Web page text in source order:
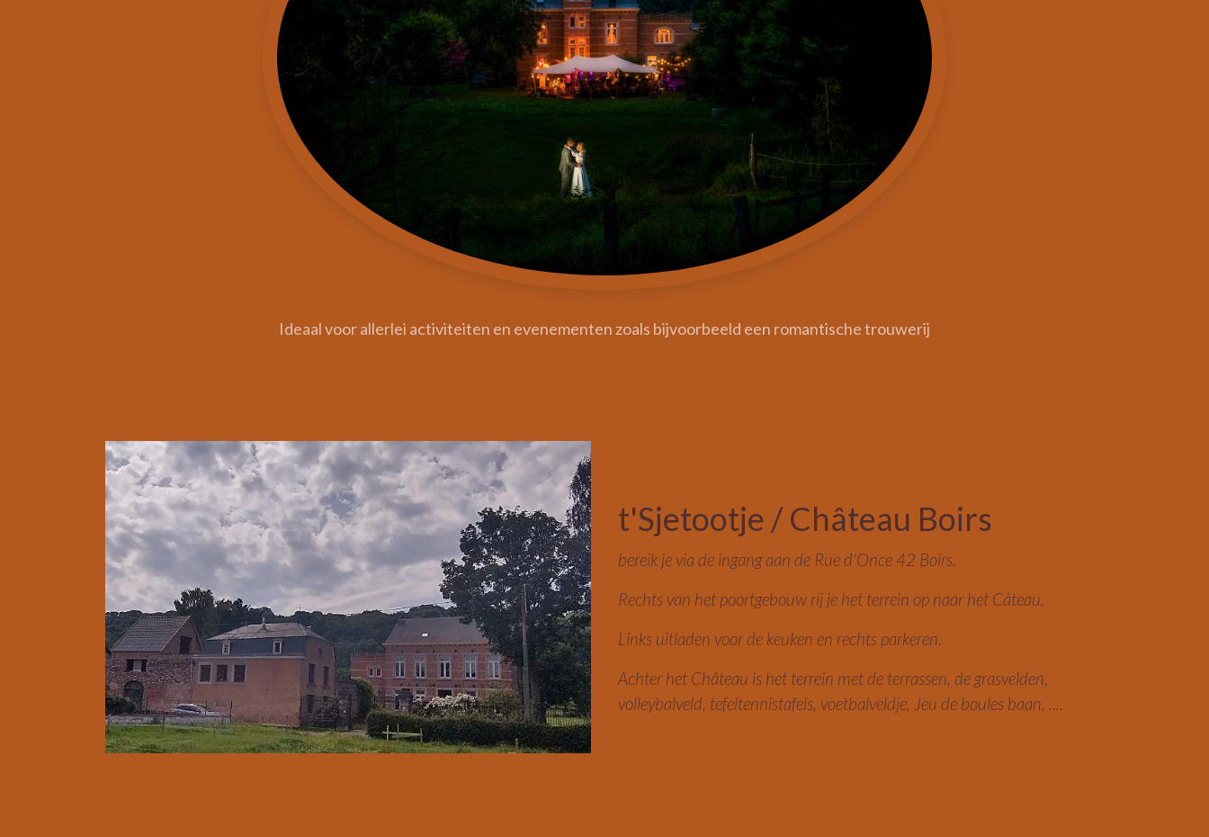
Ideaal voor allerlei activiteiten en evenementen zoals bijvoorbeeld een romantische trouwerij
t'Sjetootje / Château Boirs
bereik je via de ingang aan de Rue d'Once 42 Boirs.
Rechts van het poortgebouw rij je het terrein op naar het Câteau.
Links uitladen voor de keuken en rechts parkeren.
Achter het Château is het terrein met de terrassen, de grasvelden,
volleybalveld, tefeltennistafels, voetbalveldje, Jeu de boules baan, ....